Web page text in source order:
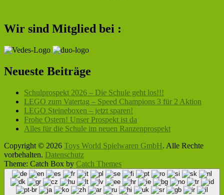
Wir sind Mitglied bei :
Neueste Beiträge
Schulprospekt 2026 – Die Schule geht los!!!
LEGO zum Vatertag – Speed Champions 3 für 2 Aktion
LEGO Steineboxen – jetzt sparen!
Frohe Ostern! Unser Prospekt ist da
Alles für die Schule im neuen Ranzenprospekt
Copyright © 2026 Toys World Spielwaren GmbH. Alle Rechte
vorbehalten. Datenschutz
Theme: Catch Box by Catch Themes
Nach
oben
scrollen